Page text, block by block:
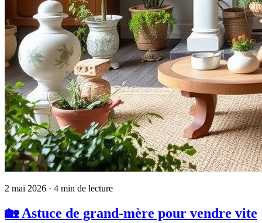
2 mai 2026 · 4 min de lecture
🏡 Astuce de grand-mère pour vendre vite